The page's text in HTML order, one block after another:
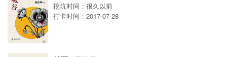
挖坑时间：很久以前
打卡时间：2017-07-28